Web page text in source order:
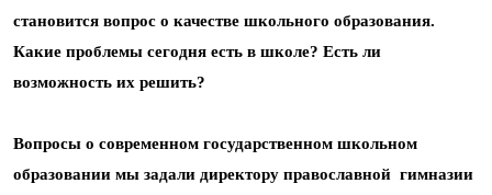
становится вопрос о качестве школьного образования.
Какие проблемы сегодня есть в школе? Есть ли
возможность их решить?
Вопросы о современном государственном школьном
образовании мы задали директору православной гимназии